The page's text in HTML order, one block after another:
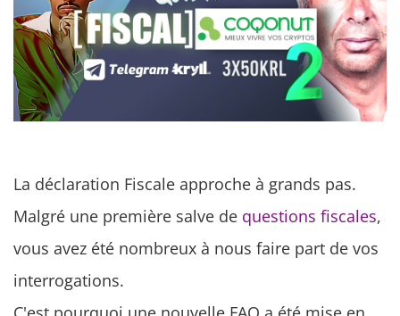
La déclaration Fiscale approche à grands pas.
Malgré une première salve de questions fiscales,
vous avez été nombreux à nous faire part de vos
interrogations.